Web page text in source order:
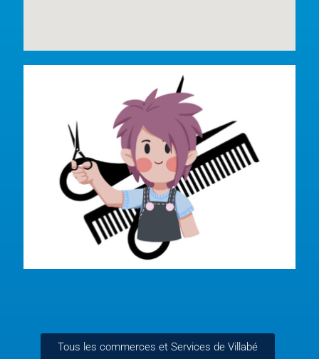
Tous les commerces et Services de Villabé